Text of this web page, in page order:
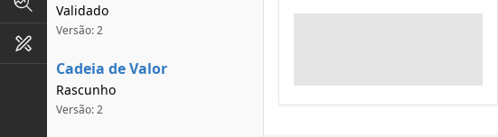
Validado
Versão: 2
Cadeia de Valor
Rascunho
Versão: 2